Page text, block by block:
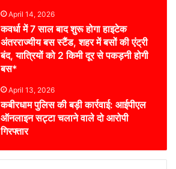
April 14, 2026
कवर्धा में 7 साल बाद शुरू होगा हाइटेक
अंतरराज्यीय बस स्टैंड, शहर में बसों की एंट्री
बंद, यात्रियों को 2 किमी दूर से पकड़नी होगी
बस*
April 13, 2026
कबीरधाम पुलिस की बड़ी कार्रवाई: आईपीएल
ऑनलाइन सट्टा चलाने वाले दो आरोपी
गिरफ्तार